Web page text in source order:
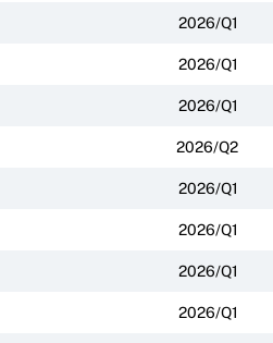
2026/Q1
2026/Q1
2026/Q1
2026/Q2
2026/Q1
2026/Q1
2026/Q1
2026/Q1